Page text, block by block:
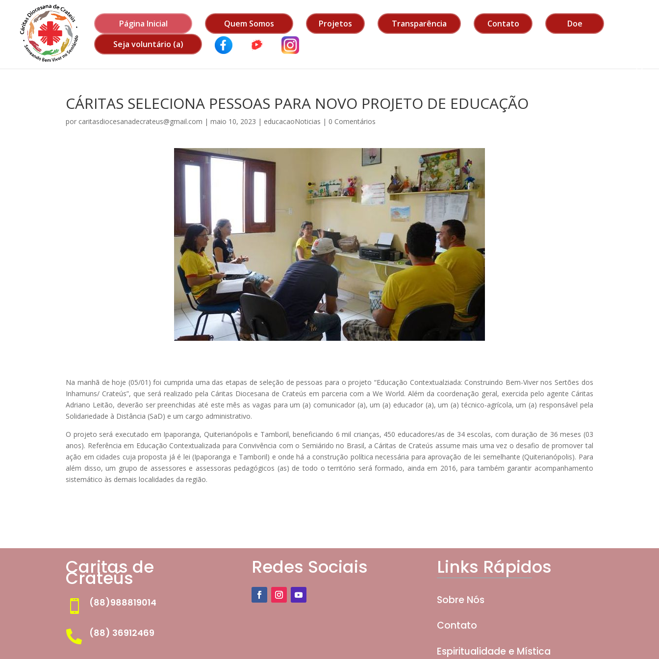
Página Inicial Quem Somos Projetos Transparência Contato
Doe
Seja voluntário (a)
CÁRITAS SELECIONA PESSOAS PARA NOVO PROJETO DE EDUCAÇÃO
por caritasdiocesanadecrateus@gmail.com |maio 10, 2023 | educacaoNoticias | 0 Comentários
Na manhã de hoje (05/01) foi cumprida uma das etapas de seleção de pessoas para o projeto “Educação Contextualziada: Construindo Bem-Viver nos Sertões dos
Inhamuns/ Crateús”, que será realizado pela Cáritas Diocesana de Crateús em parceria com a We World. Além da coordenação geral, exercida pelo agente Cáritas
Adriano Leitão, deverão ser preenchidas até este mês as vagas para um (a) comunicador (a), um (a) educador (a), um (a) técnico-agrícola, um (a) responsável pela
Solidariedade à Distância (SaD) e um cargo administrativo.
O projeto será executado em Ipaporanga, Quiterianópolis e Tamboril, beneficiando 6 mil crianças, 450 educadores/as de 34 escolas, com duração de 36 meses (03
anos). Referência em Educação Contextualizada para Convivência com o Semiárido no Brasil, a Cáritas de Crateús assume mais uma vez o desafio de promover tal
ação em cidades cuja proposta já é lei (Ipaporanga e Tamboril) e onde há a construção política necessária para aprovação de lei semelhante (Quiterianópolis). Para
além disso, um grupo de assessores e assessoras pedagógicos (as) de todo o território será formado, ainda em 2016, para também garantir acompanhamento
sistemático às demais localidades da região.
Caritas de
Crateús
 (88)988819014
 (88) 36912469
Redes Sociais Links Rápidos
Sobre Nós
Contato
Espiritualidade e Mística